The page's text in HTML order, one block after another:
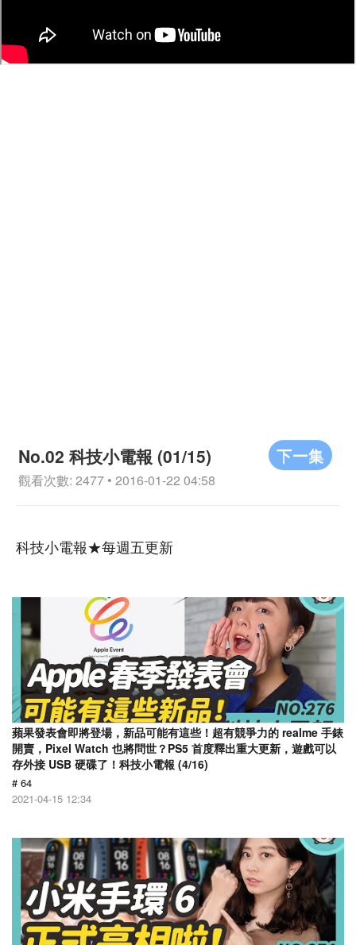
下一集
No.02 科技小電報 (01/15)
觀看次數: 2477 • 2016-01-22 04:58
科技小電報★每週五更新
蘋果發表會即將登場，新品可能有這些！超有競爭力的 realme 手錶
開賣，Pixel Watch 也將問世？PS5 首度釋出重大更新，遊戲可以
存外接 USB 硬碟了！科技小電報 (4/16)
# 64
2021-04-15 12:34